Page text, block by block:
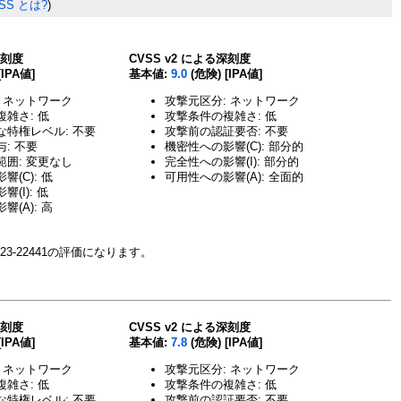
とは?)
度
値]
ットワーク
雑さ: 低
特権レベル: 不要
: 不要
囲: 変更なし
響(C): 低
響(I): 低
響(A): 高
CVSS v2 による深刻度
基本値: 9.0(危険) [IPA値]
攻撃元区分: ネットワーク
攻撃条件の複雑さ: 低
攻撃前の認証要否: 不要
機密性への影響(C): 部分的
完全性への影響(I): 部分的
可用性への影響(A): 全面的
22441の評価になります。
度
値]
ットワーク
雑さ: 低
CVSS v2 による深刻度
基本値: 7.8(危険) [IPA値]
攻撃元区分: ネットワーク
攻撃条件の複雑さ: 低